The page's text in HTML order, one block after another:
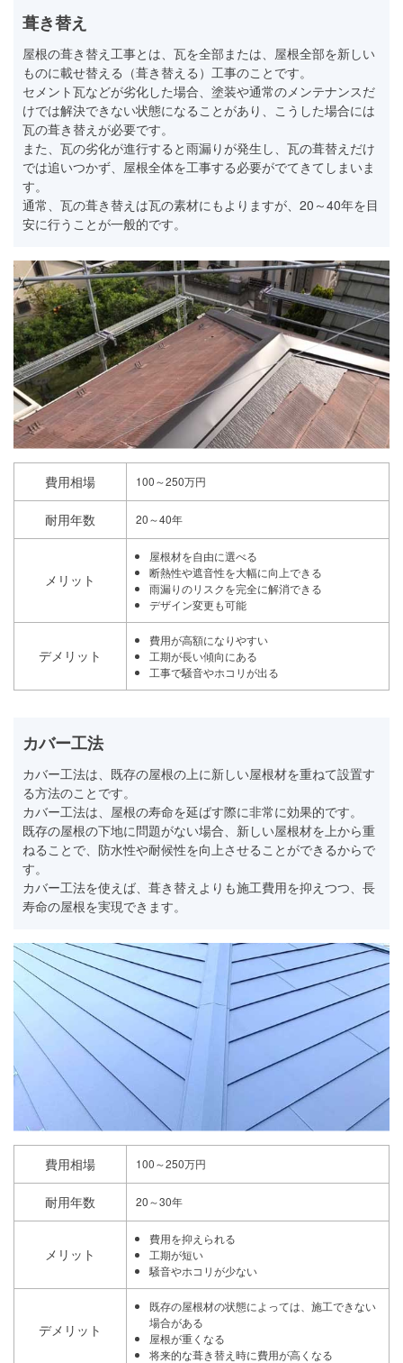
葺き替え
屋根の葺き替え工事とは、瓦を全部または、屋根全部を新しい
ものに載せ替える（葺き替える）工事のことです。
セメント瓦などが劣化した場合、塗装や通常のメンテナンスだ
けでは解決できない状態になることがあり、こうした場合には
瓦の葺き替えが必要です。
また、瓦の劣化が進行すると雨漏りが発生し、瓦の葺替えだけ
では追いつかず、屋根全体を工事する必要がでてきてしまいま
す。
通常、瓦の葺き替えは瓦の素材にもよりますが、20～40年を目
安に行うことが一般的です。
費用相場 100～250万円
耐用年数 20～40年
メリット
屋根材を自由に選べる
断熱性や遮音性を大幅に向上できる
雨漏りのリスクを完全に解消できる
デザイン変更も可能
デメリット
費用が高額になりやすい
工期が長い傾向にある
工事で騒音やホコリが出る
カバー工法
カバー工法は、既存の屋根の上に新しい屋根材を重ねて設置す
る方法のことです。
カバー工法は、屋根の寿命を延ばす際に非常に効果的です。
既存の屋根の下地に問題がない場合、新しい屋根材を上から重
ねることで、防水性や耐候性を向上させることができるからで
す。
カバー工法を使えば、葺き替えよりも施工費用を抑えつつ、長
寿命の屋根を実現できます。
費用相場 100～250万円
耐用年数 20～30年
メリット
費用を抑えられる
工期が短い
騒音やホコリが少ない
デメリット
既存の屋根材の状態によっては、施工できない
場合がある
屋根が重くなる
将来的な葺き替え時に費用が高くなる